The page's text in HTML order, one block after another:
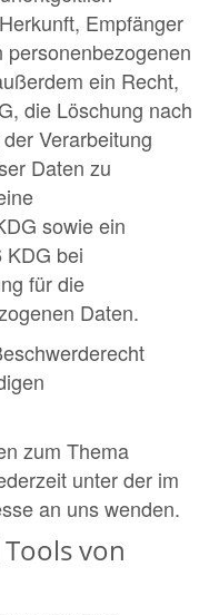
Empfänger
ein Recht,
die Löschung nach
Verarbeitung
Daten zu
sowie ein
KDG bei
für die
Daten.
zum Thema
unter der im
an uns wenden.
von